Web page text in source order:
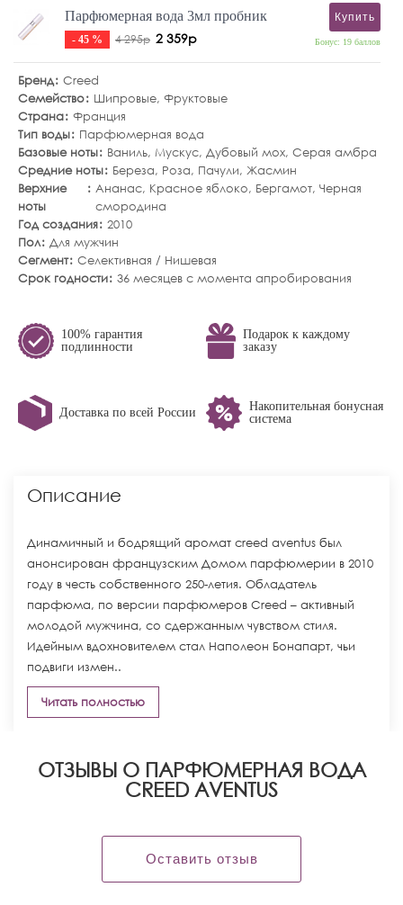
Парфюмерная вода 3мл пробник
- 45 % 4 295р 2 359р
Купить
Бонус: 19 баллов
Бренд Creed
Семейство
Шипровые, Фруктовые
Страна Франция
Тип воды
Парфюмерная вода
Базовые ноты
Ваниль, Мускус, Дубовый мох, Серая амбра
Средние ноты
Береза, Роза, Пачули, Жасмин
Верхние
ноты
Ананас, Красное яблоко, Бергамот, Черная
смородина
Год создания 2010
Пол Для мужчин
Сегмент Селективная / Нишевая
Срок годности 36 месяцев с момента апробирования
100% гарантия
подлинности
Подарок к каждому
заказу
Доставка по всей России
Накопительная бонусная
система
Описание
Динамичный и бодрящий аромат creed aventus был
анонсирован французским Домом парфюмерии в 2010
году в честь собственного 250-летия. Обладатель
парфюма, по версии парфюмеров Creed – активный
молодой мужчина, со сдержанным чувством стиля.
Идейным вдохновителем стал Наполеон Бонапарт, чьи
подвиги измен..
Читать полностью
ОТЗЫВЫ О ПАРФЮМЕРНАЯ ВОДА
CREED AVENTUS
Оставить отзыв